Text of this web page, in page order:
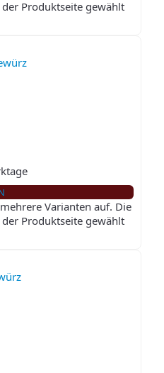
Produktseite gewählt
Varianten auf. Die
Produktseite gewählt